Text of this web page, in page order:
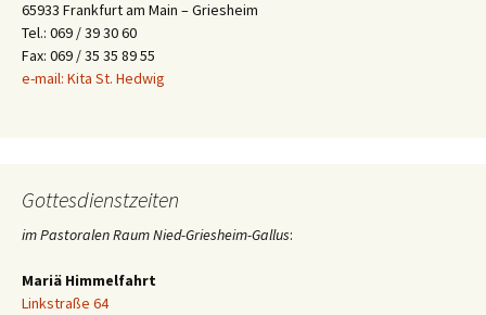
65933 Frankfurt am Main – Griesheim
Tel.: 069 / 39 30 60
Fax: 069 / 35 35 89 55
e-mail: Kita St. Hedwig
Gottesdienstzeiten
im Pastoralen Raum Nied-Griesheim-Gallus:
Mariä Himmelfahrt
Linkstraße 64